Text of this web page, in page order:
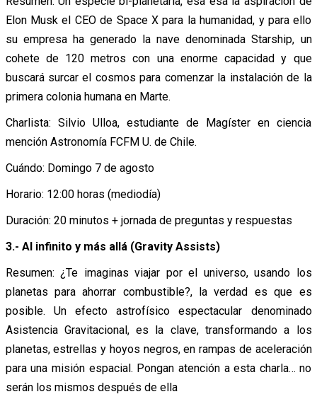
Elon Musk el CEO de Space X para la humanidad, y para ello
su empresa ha generado la nave denominada Starship, un
cohete de 120 metros con una enorme capacidad y que
buscará surcar el cosmos para comenzar la instalación de la
primera colonia humana en Marte.
Charlista: Silvio Ulloa, estudiante de Magíster en ciencia
mención Astronomía FCFM U. de Chile.
Cuándo: Domingo 7 de agosto
Horario: 12:00 horas (mediodía)
Duración: 20 minutos + jornada de preguntas y respuestas
3.- Al infinito y más allá (Gravity Assists)
Resumen: ¿Te imaginas viajar por el universo, usando los
planetas para ahorrar combustible?, la verdad es que es
posible. Un efecto astrofísico espectacular denominado
Asistencia Gravitacional, es la clave, transformando a los
planetas, estrellas y hoyos negros, en rampas de aceleración
para una misión espacial. Pongan atención a esta charla… no
serán los mismos después de ella